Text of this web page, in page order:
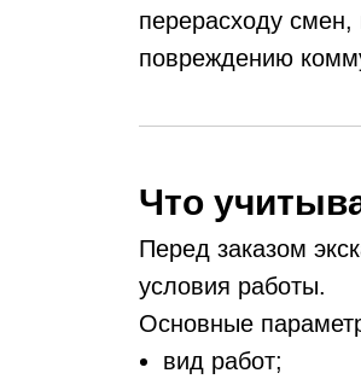
перерасходу
повреждению
Что
Перед заказом
условия работы.
Основные
вид работ;